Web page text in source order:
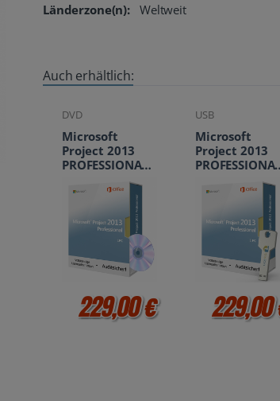
Länderzone(n):
Weltweit
Auch erhältlich:
DVD
Microsoft
Project 2013
PROFESSIONAL -
229,00 €
USB
Microsoft
Project 2013
USB-Stick 1 PC